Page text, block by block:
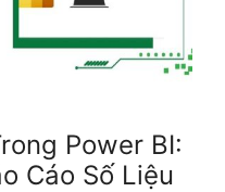
Power BI:
Cáo Số Liệu